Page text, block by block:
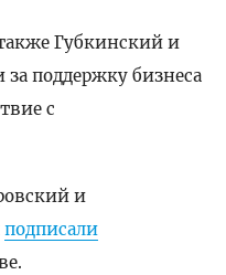
Губкинский и
поддержку бизнеса
с
и
подписали